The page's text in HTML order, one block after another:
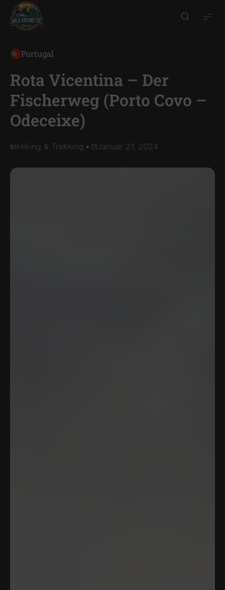
Walk
the
world
Portugal
Rota Vicentina – Der
Fischerweg (Porto Covo –
Odeceixe)
InHiking & Trekking Januar 21, 2024